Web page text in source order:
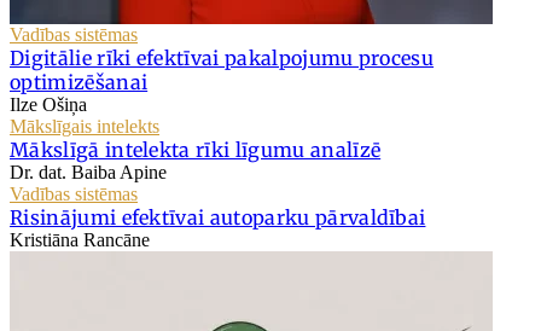
Vadības sistēmas
Digitālie rīki efektīvai pakalpojumu procesu
optimizēšanai
Ilze Ošiņa
Mākslīgais intelekts
Mākslīgā intelekta rīki līgumu analīzē
Dr. dat. Baiba Apine
Vadības sistēmas
Risinājumi efektīvai autoparku pārvaldībai
Kristiāna Rancāne